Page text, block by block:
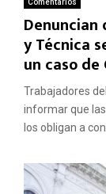
Comentarios
y Técnica
un caso de
Trabajadores
informar que
los obligan a